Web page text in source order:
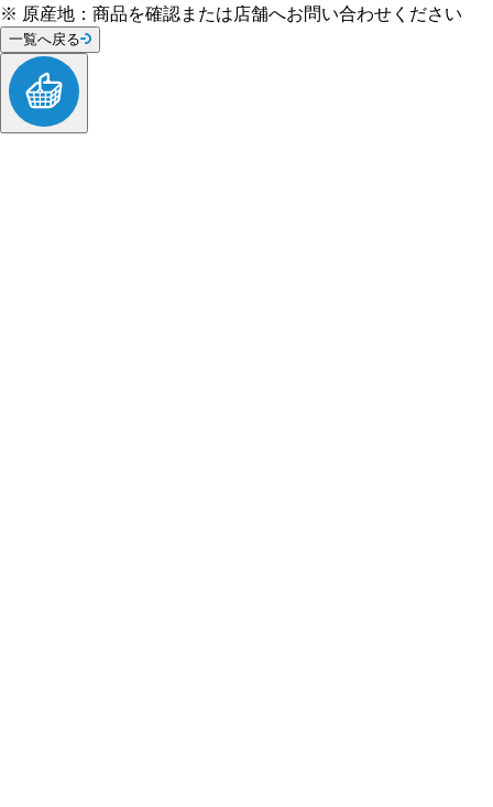
※ 原産地 ： 商品を確認または店舗へお問い合わせください
一覧へ戻る